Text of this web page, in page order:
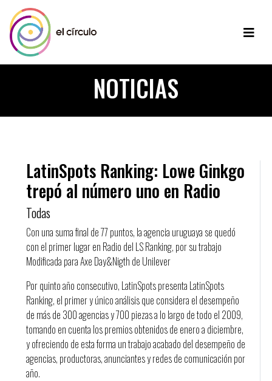
NOTICIAS
LatinSpots Ranking: Lowe Ginkgo
trepó al número uno en Radio
Todas
Con una suma final de 77 puntos, la agencia uruguaya se quedó
con el primer lugar en Radio del LS Ranking, por su trabajo
Modificada para Axe Day&Nigth de Unilever
Por quinto año consecutivo, LatinSpots presenta LatinSpots
Ranking, el primer y único análisis que considera el desempeño
de más de 300 agencias y 700 piezas a lo largo de todo el 2009,
tomando en cuenta los premios obtenidos de enero a diciembre,
y ofreciendo de esta forma un trabajo acabado del desempeño de
agencias, productoras, anunciantes y redes de comunicación por
año.